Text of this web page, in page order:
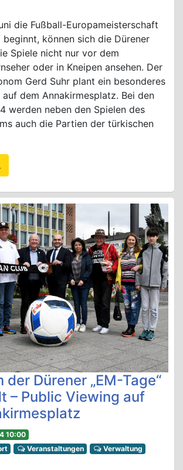
die Fußball-Europameisterschaft
beginnt, können sich die Dürener
Spiele nicht nur vor dem
oder in Kneipen ansehen. Der
Gerd Suhr plant ein besonderes
dem Annakirmesplatz. Bei den
werden neben den Spielen des
auch die Partien der türkischen
der Dürener „EM-Tage“
– Public Viewing auf
10:00
Veranstaltungen Verwaltung